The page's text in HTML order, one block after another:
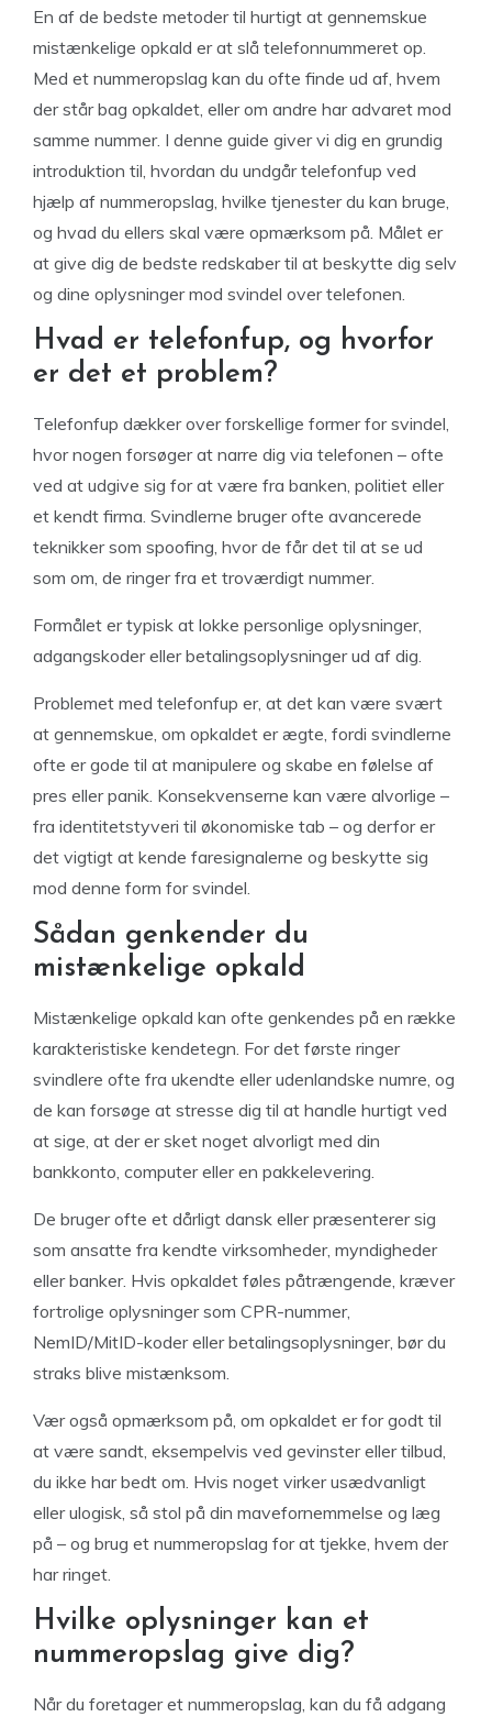
En af de bedste metoder til hurtigt at gennemskue
mistænkelige opkald er at slå telefonnummeret op.
Med et nummeropslag kan du ofte finde ud af, hvem
der står bag opkaldet, eller om andre har advaret mod
samme nummer. I denne guide giver vi dig en grundig
introduktion til, hvordan du undgår telefonfup ved
hjælp af nummeropslag, hvilke tjenester du kan bruge,
og hvad du ellers skal være opmærksom på. Målet er
at give dig de bedste redskaber til at beskytte dig selv
og dine oplysninger mod svindel over telefonen.
Hvad er telefonfup, og hvorfor
er det et problem?
Telefonfup dækker over forskellige former for svindel,
hvor nogen forsøger at narre dig via telefonen – ofte
ved at udgive sig for at være fra banken, politiet eller
et kendt firma. Svindlerne bruger ofte avancerede
teknikker som spoofing, hvor de får det til at se ud
som om, de ringer fra et troværdigt nummer.
Formålet er typisk at lokke personlige oplysninger,
adgangskoder eller betalingsoplysninger ud af dig.
Problemet med telefonfup er, at det kan være svært
at gennemskue, om opkaldet er ægte, fordi svindlerne
ofte er gode til at manipulere og skabe en følelse af
pres eller panik. Konsekvenserne kan være alvorlige –
fra identitetstyveri til økonomiske tab – og derfor er
det vigtigt at kende faresignalerne og beskytte sig
mod denne form for svindel.
Sådan genkender du
mistænkelige opkald
Mistænkelige opkald kan ofte genkendes på en række
karakteristiske kendetegn. For det første ringer
svindlere ofte fra ukendte eller udenlandske numre, og
de kan forsøge at stresse dig til at handle hurtigt ved
at sige, at der er sket noget alvorligt med din
bankkonto, computer eller en pakkelevering.
De bruger ofte et dårligt dansk eller præsenterer sig
som ansatte fra kendte virksomheder, myndigheder
eller banker. Hvis opkaldet føles påtrængende, kræver
fortrolige oplysninger som CPR-nummer,
NemID/MitID-koder eller betalingsoplysninger, bør du
straks blive mistænksom.
Vær også opmærksom på, om opkaldet er for godt til
at være sandt, eksempelvis ved gevinster eller tilbud,
du ikke har bedt om. Hvis noget virker usædvanligt
eller ulogisk, så stol på din mavefornemmelse og læg
på – og brug et nummeropslag for at tjekke, hvem der
har ringet.
Hvilke oplysninger kan et
nummeropslag give dig?
Når du foretager et nummeropslag, kan du få adgang